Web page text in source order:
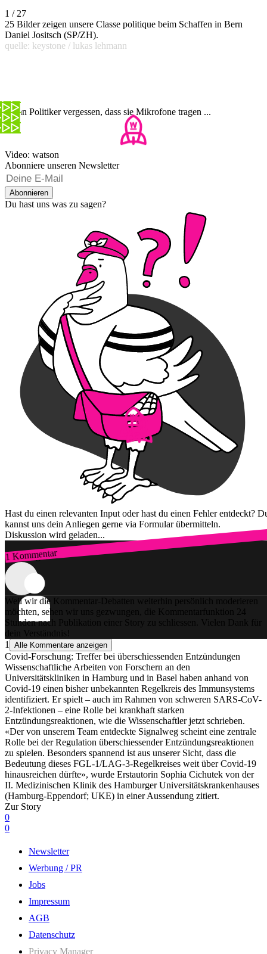
1 / 27
25 Bilder zeigen unsere Classe politique beim Schaffen in Bern
Daniel Jositsch (SP/ZH).
quelle: keystone / lukas lehmann
Wenn Politiker vergessen, dass sie Mikrofone tragen ...
Video: watson
Abonniere unseren Newsletter
Abonnieren
Du hast uns was zu sagen?
Hast du einen relevanten Input oder hast du einen Fehler entdeckt?
kannst uns dein Anliegen gerne via Formular übermitteln.
Diskussion wird geladen...
1 Kommentar
Zum Login
Weil wir die Kommentar-Debatten weiterhin persönlich moderieren
möchten, sehen wir uns gezwungen, die Kommentarfunktion 24
Stunden nach Publikation einer Story zu schliessen. Vielen Dank für
dein Verständnis!
1
Alle Kommentare anzeigen
Covid-Forschung: Treffer bei überschiessenden Entzündungen
Wissenschaftliche Arbeiten von Forschern an den
Universitätskliniken in Hamburg und in Basel haben anhand von
Covid-19 einen bisher unbekannten Regelkreis des Immunsystems
identifiziert. Er spielt – auch im Rahmen von schweren SARS-CoV-
2-Infektionen – eine Rolle bei krankhaft starken
Entzündungsreaktionen, wie die Wissenschaftler jetzt schrieben.
«Der von unserem Team entdeckte Signalweg scheint eine zentrale
Rolle bei der Regulation überschiessender Entzündungsreaktionen
zu spielen. Besonders spannend ist aus unserer Sicht, dass die
Bedeutung dieses FGL-1/LAG-3-Regelkreises weit über Covid-19
hinausreichen dürfte», wurde Erstautorin Sophia Cichutek von der
II. Medizinischen Klinik des Hamburger Universitätskrankenhauses
(Hamburg-Eppendorf; UKE) in einer Aussendung zitiert.
Zur Story
0
0
Newsletter
Werbung / PR
Jobs
Impressum
AGB
Datenschutz
Privacy Manager